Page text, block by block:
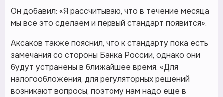
Он добавил: «Я рассчитываю, что в течение месяца
мы все это сделаем и первый стандарт появится».
Аксаков также пояснил, что к стандарту пока есть
замечания со стороны Банка России, однако они
будут устранены в ближайшее время. «Для
налогообложения, для регуляторных решений
возникают вопросы, поэтому нам надо еще в